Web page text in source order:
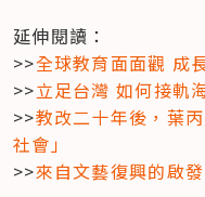
延伸閱讀：
>>全球教育面面觀 成
>>立足台灣 如何接軌
>>教改二十年後，葉
社會」
>>來自文藝復興的啟